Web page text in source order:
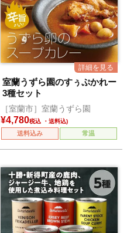
室蘭うずら園のすぅぷかれー
3種セット
［室蘭市］室蘭うずら園
¥4,780税込
送料込み 常温